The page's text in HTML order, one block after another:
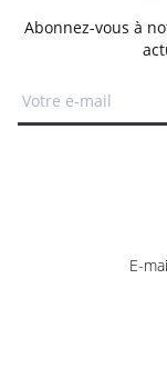
E-
Abonnez-vous à